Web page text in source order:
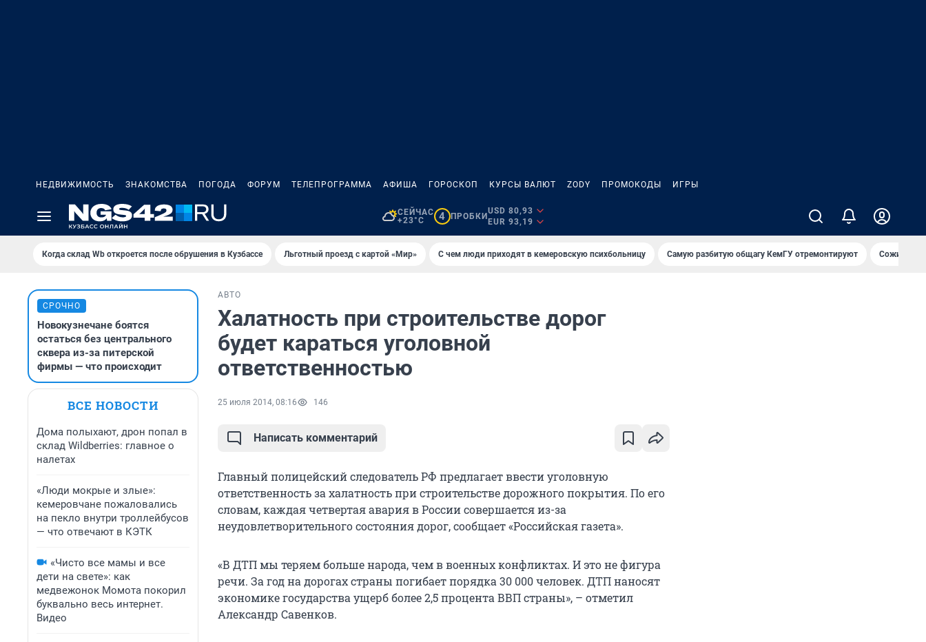
НЕДВИЖИМОСТЬ ЗНАКОМСТВА ПОГОДА ФОРУМ ТЕЛЕПРОГРАММА АФИША ГОРОСКОП КУРСЫ ВАЛЮТ ZODY ПРОМОКОДЫ ИГРЫ
СЕЙЧАС
+23°C
4 ПРОБКИ
USD 80,93
EUR 93,19
Когда склад Wb откроется после обрушения в Кузбассе Льготный проезд с картой «Мир» С чем люди приходят в кемеровскую психбольницу Самую разбитую общагу КемГУ отремонтируют
СРОЧНО
Новокузнечане боятся
остаться без центрального
сквера из-за питерской
фирмы — что происходит
ВСЕ НОВОСТИ
Дома полыхают, дрон попал в
склад Wildberries: главное о
налетах
«Люди мокрые и злые»:
кемеровчане пожаловались
на пекло внутри троллейбусов
— что отвечают в КЭТК
«Чисто все мамы и все
дети на свете»: как
медвежонок Момота покорил
буквально весь интернет.
Видео
АВТО
Халатность при строительстве дорог
будет караться уголовной
ответственностью
25 июля 2014, 08:16 146
Написать комментарий
Главный полицейский следователь РФ предлагает ввести уголовную
ответственность за халатность при строительстве дорожного покрытия. По его
словам, каждая четвертая авария в России совершается из-за
неудовлетворительного состояния дорог, сообщает «Российская газета».
«В ДТП мы теряем больше народа, чем в военных конфликтах. И это не фигура
речи. За год на дорогах страны погибает порядка 30 000 человек. ДТП наносят
экономике государства ущерб более 2,5 процента ВВП страны», – отметил
Александр Савенков.